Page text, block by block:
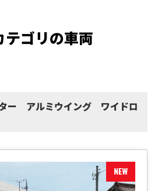
テゴリの車両
ター アルミウイング ワイドロ